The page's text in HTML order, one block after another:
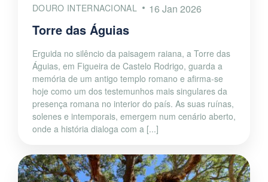
DOURO INTERNACIONAL 16 Jan 2026
Torre das Águias
Erguida no silêncio da paisagem raiana, a Torre das
Águias, em Figueira de Castelo Rodrigo, guarda a
memória de um antigo templo romano e afirma-se
hoje como um dos testemunhos mais singulares da
presença romana no interior do país. As suas ruínas,
solenes e intemporais, emergem num cenário aberto,
onde a história dialoga com a [...]